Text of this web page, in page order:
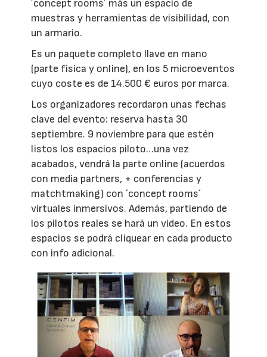
´concept rooms´ más un espacio de
muestras y herramientas de visibilidad, con
un armario.
Es un paquete completo llave en mano
(parte física y online), en los 5 microeventos
cuyo coste es de 14.500 € euros por marca.
Los organizadores recordaron unas fechas
clave del evento: reserva hasta 30
septiembre. 9 noviembre para que estén
listos los espacios piloto…una vez
acabados, vendrá la parte online (acuerdos
con media partners, + conferencias y
matchtmaking) con ´concept rooms´
virtuales inmersivos. Además, partiendo de
los pilotos reales se hará un video. En estos
espacios se podrá cliquear en cada producto
con info adicional.